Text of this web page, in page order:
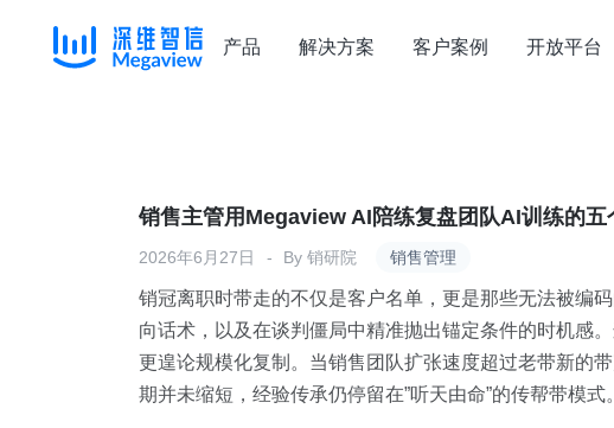
产品 解决方案 客户案例 开放平台
销售管理
销售主管用Megaview AI陪练复盘团队AI训练的五
2026年6月27日 By 销研院
销冠离职时带走的不仅是客户名单，更是那些无法被
向话术，以及在谈判僵局中精准抛出锚定条件的时机感
更遑论规模化复制。当销售团队扩张速度超过老带新的
期并未缩短，经验传承仍停留在”听天由命”的传帮带模式。